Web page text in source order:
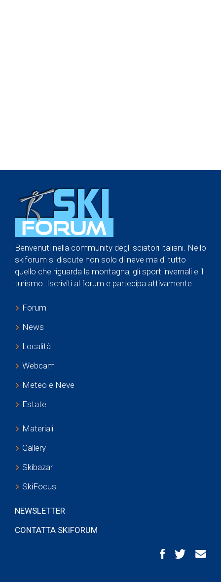
Benvenuti nella community degli sciatori italiani. Nello
skiforum si discute non solo di neve ma di tutto
quello che riguarda la montagna, gli sport invernali e il
turismo. Iscriviti al forum e partecipa attivamente.
Forum
News
Località
Webcam
Meteo e Neve
Estate
Materiali
Gallery
Skibazar
SkiFocus
NEWSLETTER
CONTATTA SKIFORUM